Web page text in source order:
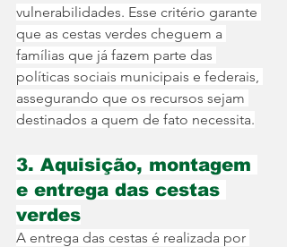
vulnerabilidades. Esse critério garante
que as cestas verdes cheguem a
famílias que já fazem parte das
políticas sociais municipais e federais,
assegurando que os recursos sejam
destinados a quem de fato necessita.
3. Aquisição, montagem
e entrega das cestas
verdes
A entrega das cestas é realizada por